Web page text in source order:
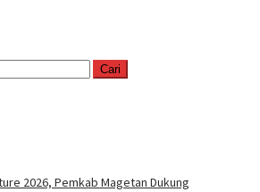
2026, Pemkab Magetan Dukung